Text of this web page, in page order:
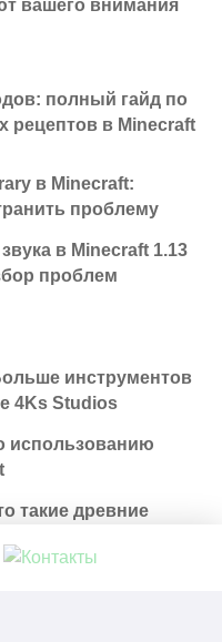
вашего внимания
полный гайд по
рецептов в Minecraft
в Minecraft:
проблему
в Minecraft 1.13
проблем
инструментов
4Ks Studios
использованию
такие древние